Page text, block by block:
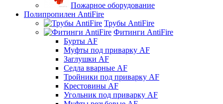
Пожарное оборудование
Полипропилен AntiFire
Трубы AntiFire
Фитинги AntiFire
Бурты AF
Муфты под приварку AF
Заглушки AF
Седла вварные AF
Тройники под приварку AF
Крестовины AF
Угольник под приварку AF